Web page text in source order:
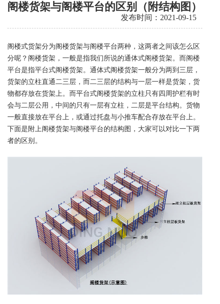
阁楼货架与阁楼平台的区别（附结构图）
发布时间：2021-09-15
阁楼式货架分为阁楼货架与阁楼平台两种，这两者之间该怎么区
分呢？阁楼货架，一般是指我们所说的通体式阁楼货架。而阁楼
平台是指平台式阁楼货架。通体式阁楼货架一般分为两到三层，
货架的立柱直通二三层，而二三层的结构与一层一样是货架，货
物都存放在货架上。而平台式阁楼货架的立柱只有四周护栏有时
会与二层公用，中间的只有一层有立柱，二层是平台结构。货物
一般直接放在平台上，或通过托盘与小推车配合存放在平台上。
下面是附上阁楼货架与阁楼平台的结构图，大家可以对比一下两
者的区别。